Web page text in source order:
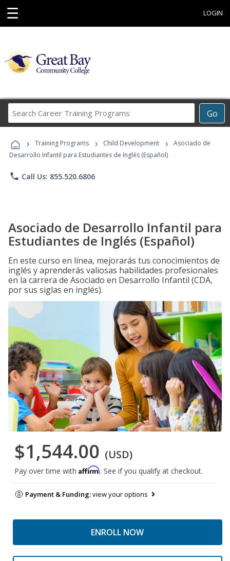
☰ LOGIN
Go
Career
Programs
› Training Programs › Child Development ›
Asociado de
Desarrollo Infantil para Estudiantes de Inglés (Español)
phone Call Us: 855.520.6806
Asociado de Desarrollo Infantil para
Estudiantes de Inglés (Español)
En este curso en línea, mejorarás tus conocimientos de
inglés y aprenderás valiosas habilidades profesionales
en la carrera de Asociado en Desarrollo Infantil (CDA,
por sus siglas en inglés).
$1,544.00 (USD)
Pay over time with Affirm. See if you qualify at checkout.
Payment & Funding:view your options
ENROLL NOW